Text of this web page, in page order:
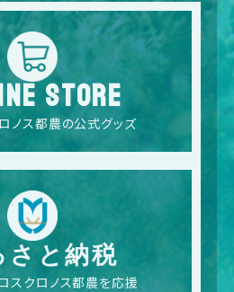
STORE
ノス都農の公式グッズ
さと納税
スクロノス都農を応援